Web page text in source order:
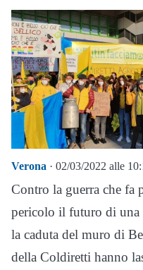
Verona · 02/03/2022 alle
Contro la guerra che fa
pericolo il futuro di una
la caduta del muro di
della Coldiretti hanno